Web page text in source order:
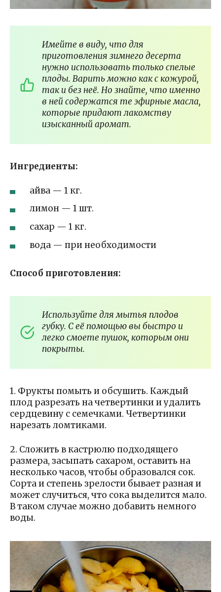
Имейте в виду, что для
приготовления зимнего десерта
нужно использовать только спелые
плоды. Варить можно как с кожурой,
так и без неё. Но знайте, что именно
в ней содержатся те эфирные масла,
которые придают лакомству
изысканный аромат.
Ингредиенты:
айва — 1 кг.
лимон — 1 шт.
сахар — 1 кг.
вода — при необходимости
Способ приготовления:
Используйте для мытья плодов
губку. С её помощью вы быстро и
легко смоете пушок, которым они
покрыты.
1. Фрукты помыть и обсушить. Каждый
плод разрезать на четвертинки и удалить
сердцевину с семечками. Четвертинки
нарезать ломтиками.
2. Сложить в кастрюлю подходящего
размера, засыпать сахаром, оставить на
несколько часов, чтобы образовался сок.
Сорта и степень зрелости бывает разная и
может случиться, что сока выделится мало.
В таком случае можно добавить немного
воды.